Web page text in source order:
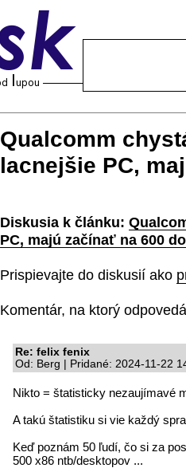
Qualcomm
lacnejšie PC,
Diskusia k článku:
PC, majú začínať na 600
Prispievajte do diskusií ako
Komentár, na ktorý
Re: felix fenix
Od: Berg | Pridané: 2024-11-22
Nikto = štatisticky nezaujímavé
A takú štatistiku si vie každý
Keď poznám 50 ľudí, čo si za
500 x86 ntb/desktopov ...